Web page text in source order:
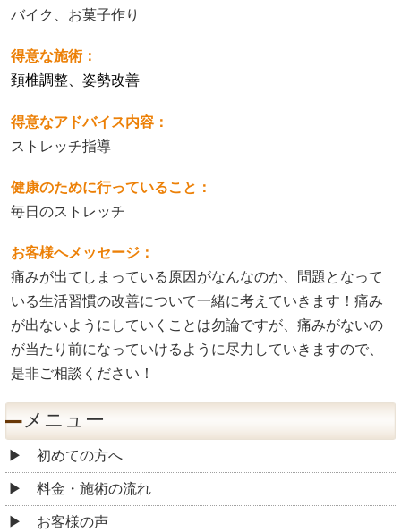
バイク、お菓子作り
得意な施術：
頚椎調整、姿勢改善
得意なアドバイス内容：
ストレッチ指導
健康のために行っていること：
毎日のストレッチ
お客様へメッセージ：
痛みが出てしまっている原因がなんなのか、問題となって
いる生活習慣の改善について一緒に考えていきます！痛み
が出ないようにしていくことは勿論ですが、痛みがないの
が当たり前になっていけるように尽力していきますので、
是非ご相談ください！
メニュー
初めての方へ
料金・施術の流れ
お客様の声